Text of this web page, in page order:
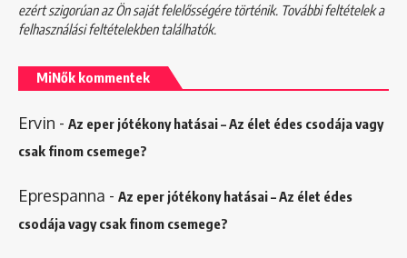
ezért szigorúan az Ön saját felelősségére történik. További feltételek a
felhasználási feltételekbentalálhatók.
MiNők kommentek
Ervin - Az eper jótékony hatásai – Az élet édes csodája vagy
csak finom csemege?
Eprespanna - Az eper jótékony hatásai – Az élet édes
csodája vagy csak finom csemege?